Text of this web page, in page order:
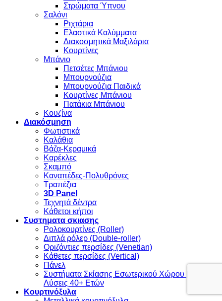
Στρώματα Ύπνου
Σαλόνι
Ριχτάρια
Ελαστικά Καλύμματα
Διακοσμητικά Μαξιλάρια
Κουρτίνες
Μπάνιο
Πετσέτες Μπάνιου
Μπουρνούζια
Μπουρνούζια Παιδικά
Κουρτίνες Μπάνιου
Πατάκια Μπάνιου
Κουζίνα
Διακόσμηση
Φωτιστικά
Καλάθια
Βάζα-Κεραμικά
Καρέκλες
Σκαμπό
Καναπέδες-Πολυθρόνες
Τραπέζια
3D Panel
Τεχνητά δέντρα
Κάθετοι κήποι
Συστηματα σκιασης
Ρολοκουρτίνες (Roller)
Διπλά ρόλερ (Double-roller)
Οριζόντιες περσίδες (Venetian)
Κάθετες περσίδες (Vertical)
Πάνελ
Συστήματα Σκίασης Εσωτερικού Χώρου | Έργα &
Λύσεις 40+ Ετών
Κουρτινόξυλα